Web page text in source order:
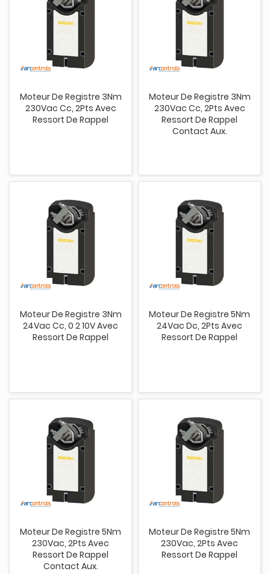
Moteur De Registre 3Nm
230Vac Cc, 2Pts Avec
Ressort De Rappel
Moteur De Registre 3Nm
230Vac Cc, 2Pts Avec
Ressort De Rappel
Contact Aux.
Moteur De Registre 3Nm
24Vac Cc, 0 2 10V Avec
Ressort De Rappel
Moteur De Registre 5Nm
24Vac Dc, 2Pts Avec
Ressort De Rappel
Moteur De Registre 5Nm
230Vac, 2Pts Avec
Ressort De Rappel
Contact Aux.
Moteur De Registre 5Nm
230Vac, 2Pts Avec
Ressort De Rappel